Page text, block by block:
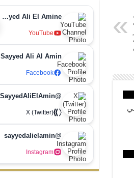
Sayyed Ali El Amine
YouTube
Sayyed Ali Al Amin
Facebook
@SayyedAliElAmin
X (Twitter)
@sayyedalielamin
Instagram